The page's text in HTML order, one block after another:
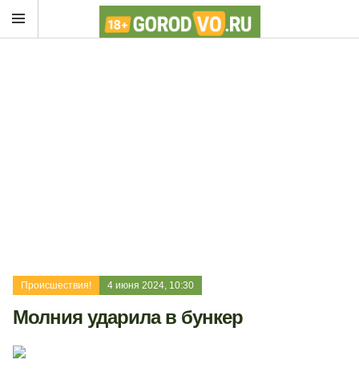
Происшествия! 4 июня 2024, 10:30
Молния ударила в бункер